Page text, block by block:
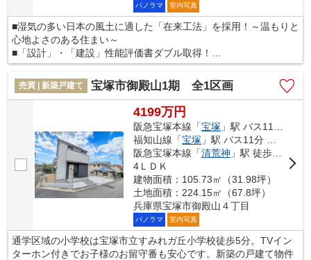
パノラマ 室内写真
■湿気の多い日本の風土に適した「在来工法」を採用！～温もりと
心地よさのある住まい～
■「設計」・「建設」性能評価書ダブル取得！
■万全の地盤調査や構造など、徹底的にこだわった品質を実現。
■万全の地盤調査を行ってからの基礎工事
■木軸組や耐力壁（ダイライト）等に使用する金物にも構造的に優
れた耐久性を発揮するものを使用した、耐震性に優れた住宅
本掲載の設備写真は同仕様の施工例写真につき本件とは異なりま
売買 | 新築戸建て 宝塚市御殿山1期 全1区画
4199万円
阪急宝塚本線「宝塚 」駅 バス11分 「御殿山四丁目」 停歩8分
福知山線「宝塚 」駅 バス11分 「御殿山四丁目」 停歩8分
阪急宝塚本線「清荒神 」駅 徒歩23分
4ＬＤＫ
建物面積：105.73㎡（31.98坪）
土地面積：224.15㎡（67.8坪）
兵庫県宝塚市御殿山４丁目
パノラマ 室内写真
通学区域の小学校は宝塚市立すみれガ丘小学校徒歩5分。TVイン
ターホン付きでお子様のお留守番も安心です。新築の戸建て物件